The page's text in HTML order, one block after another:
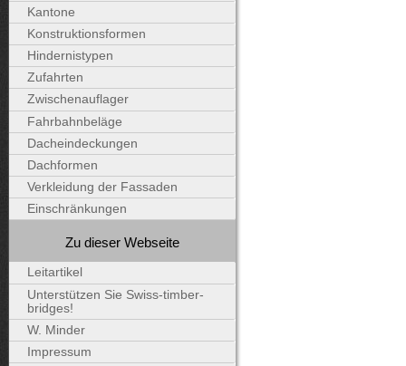
Kantone
Konstruktionsformen
Hindernistypen
Zufahrten
Zwischenauflager
Fahrbahnbeläge
Dacheindeckungen
Dachformen
Verkleidung der Fassaden
Einschränkungen
Zu dieser Webseite
Leitartikel
Unterstützen Sie Swiss-timber-
bridges!
W. Minder
Impressum